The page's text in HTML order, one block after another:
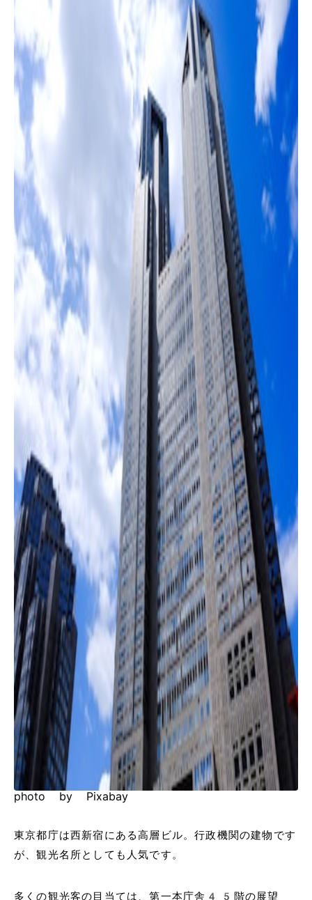
photo by Pixabay
東京都庁は西新宿にある高層ビル。行政機関の建物です
が、観光名所としても人気です。
多くの観光客の目当ては、第一本庁舎45階の展望